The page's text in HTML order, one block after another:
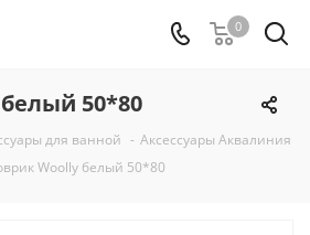
0
50*80
для ванной - Аксессуары Аквалиния
Woolly белый 50*80